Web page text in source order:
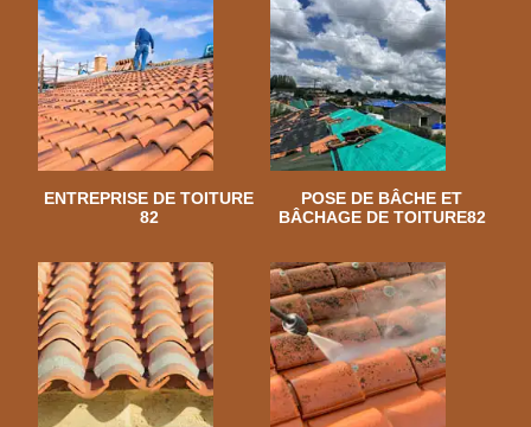
ENTREPRISE DE TOITURE
82
POSE DE BÂCHE ET
BÂCHAGE DE TOITURE82